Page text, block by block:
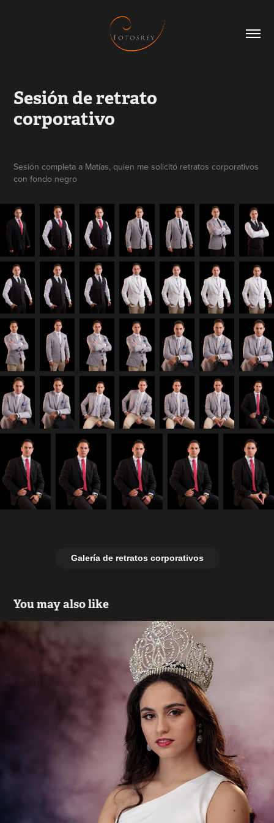
Sesión de retrato
corporativo
Sesión completa a Matías, quien me solicitó retratos corporativos
con fondo negro
Galería de retratos corporativos
You may also like
Montserrat Miss Chile